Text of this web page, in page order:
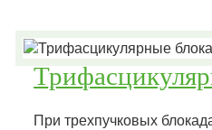
При трехпучковых